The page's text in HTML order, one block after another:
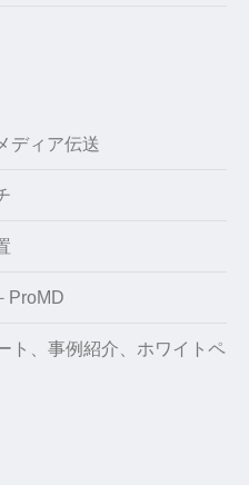
ディア伝送
ProMD
ト、事例紹介、ホワイトペ